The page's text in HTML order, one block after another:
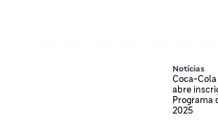
Notícias
Coca-Cola
abre
Programa
2025